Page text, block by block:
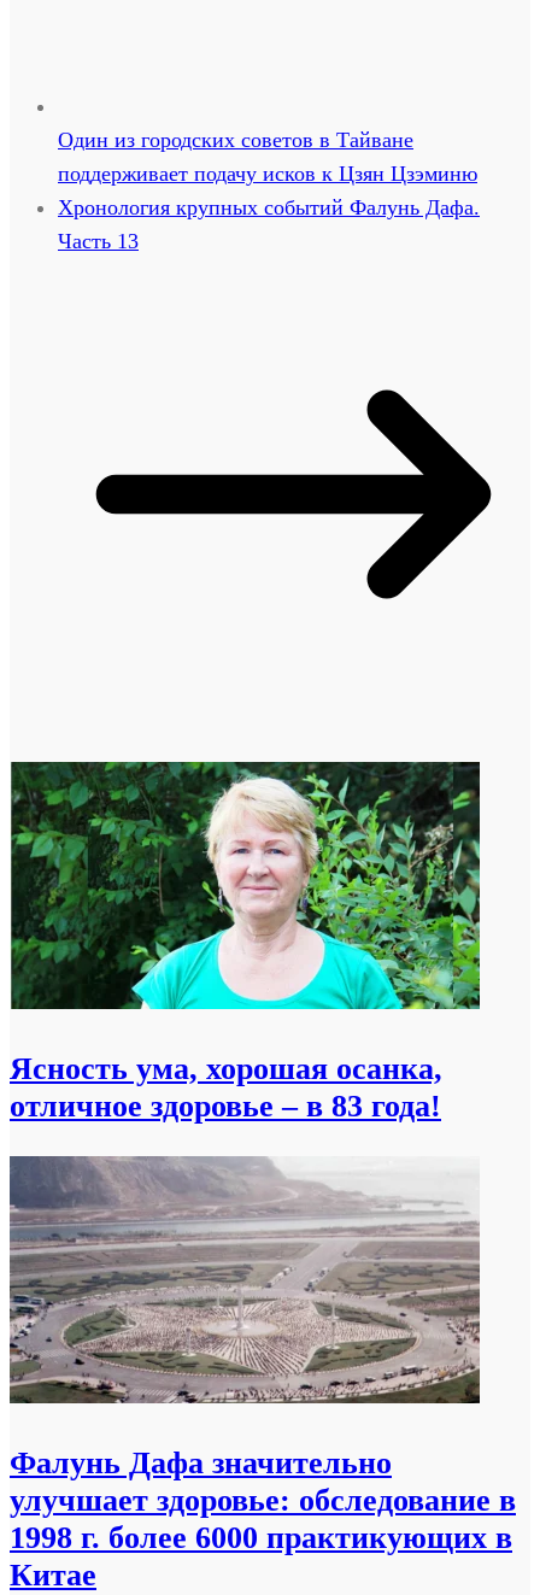
Один из городских советов в Тайване
поддерживает подачу исков к Цзян Цзэминю
Хронология крупных событий Фалунь Дафа.
Часть 13
Ясность ума, хорошая осанка,
отличное здоровье – в 83 года!
Фалунь Дафа значительно
улучшает здоровье: обследование в
1998 г. более 6000 практикующих в
Китае